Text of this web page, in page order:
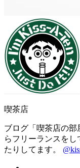
喫茶店
ブログ「喫茶店の
らフリーランスを
たりしてます。